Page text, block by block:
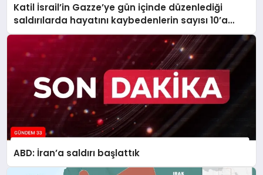
Katil İsrail’in Gazze’ye gün içinde düzenlediği
saldırılarda hayatını kaybedenlerin sayısı 10’a
yükseldi
ABD: İran’a saldırı başlattık